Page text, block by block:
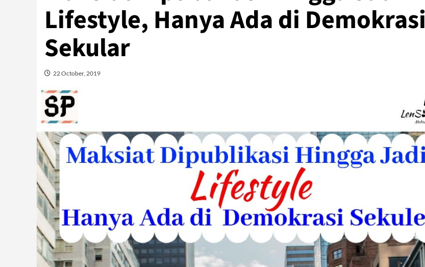
Lifestyle, Hanya Ada di Demokrasi
Sekular
22 October, 2019